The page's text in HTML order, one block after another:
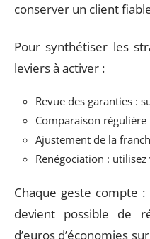
conserver un client
Pour synthétiser les
leviers à activer :
Revue des garanties :
Comparaison régulière
Ajustement de la
Renégociation :
Chaque geste compte
devient possible de
d’euros d’économies